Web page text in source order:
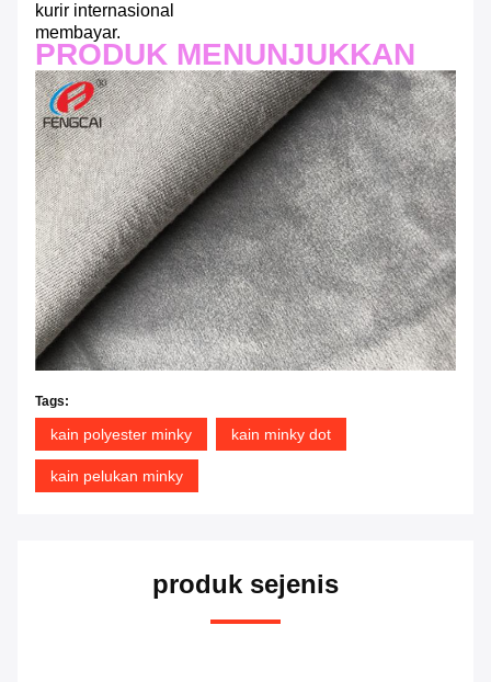
kurir internasional
membayar.
PRODUK MENUNJUKKAN
Tags:
kain polyester minky kain minky dot
kain pelukan minky
produk sejenis